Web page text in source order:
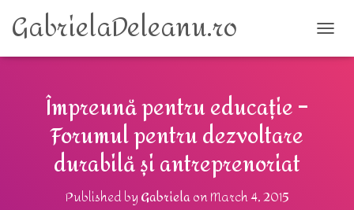
GabrielaDeleanu.ro
Împreună pentru educație –
Forumul pentru dezvoltare
durabilă și antreprenoriat
Published byGabrielaonMarch 4, 2015